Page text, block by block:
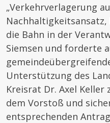
„Verkehrverlagerung
die Bahn in der
Siemsen und forderte
Unterstützung des
Kreisrat Dr. Axel
dem Vorstoß und
entsprechenden